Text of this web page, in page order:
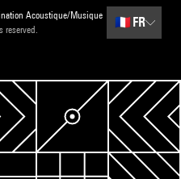
Acoustique/Musique
reserved.
🇫🇷 FR